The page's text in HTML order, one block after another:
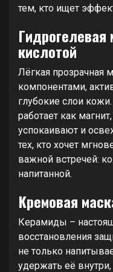
тем, кто ищет
Гидрогелевая
кислотой
Лёгкая прозрачная
компонентами,
глубокие слои
работает как
успокаивают и
тех, кто хочет
важной встречей:
напитанной.
Кремовая
Керамиды –
восстановления
не только
удержать её